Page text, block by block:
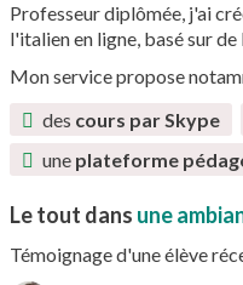
À propos
Professeur diplômée, j'ai
l'italien en ligne, basé sur
Mon service propose
des cours par Skype
une plateforme
Le tout dans une
Témoignage d'une élève